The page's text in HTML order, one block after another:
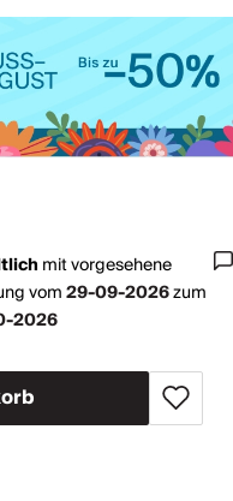
mitvorgesehene
vom29-09-2026zum
2026